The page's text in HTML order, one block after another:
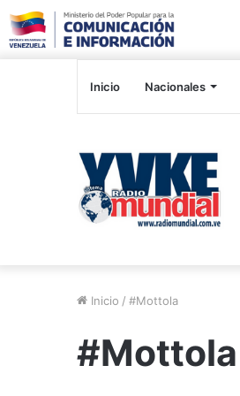
Inicio Nacionales
Inicio / #Mottola
#Mottola